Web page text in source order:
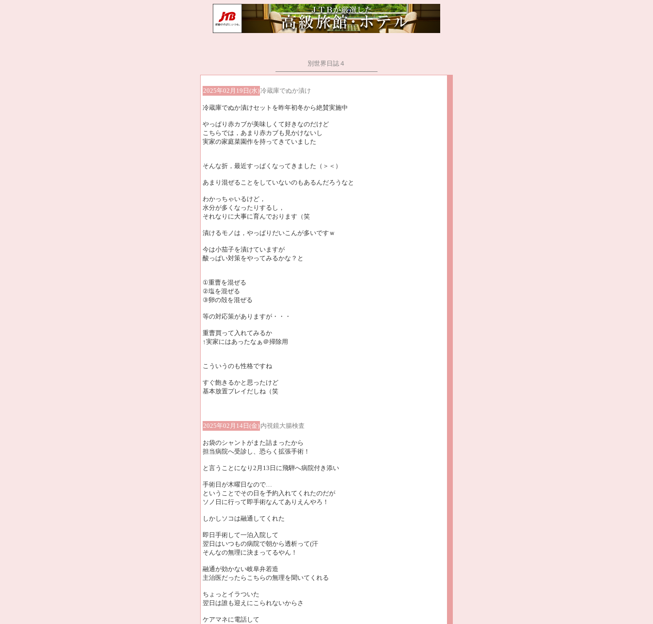
別世界日誌４
2025年02月19日(水)冷蔵庫でぬか漬け
冷蔵庫でぬか漬けセットを昨年初冬から絶賛実施中
やっぱり赤カブが美味しくて好きなのだけど
こちらでは，あまり赤カブも見かけないし
実家の家庭菜園作を持ってきていました
そんな折，最近すっぱくなってきました（＞＜）
あまり混ぜることをしていないのもあるんだろうなと
わかっちゃいるけど，
水分が多くなったりするし，
それなりに大事に育んでおります（笑
漬けるモノは，やっぱりだいこんが多いですｗ
今は小茄子を漬けていますが
酸っぱい対策をやってみるかな？と
①重曹を混ぜる
②塩を混ぜる
③卵の殻を混ぜる
等の対応策がありますが・・・
重曹買って入れてみるか
↑実家にはあったなぁ＠掃除用
こういうのも性格ですね
すぐ飽きるかと思ったけど
基本放置プレイだしね（笑
2025年02月14日(金) 内視鏡大腸検査
お袋のシャントがまた詰まったから
担当病院へ受診し、恐らく拡張手術！
と言うことになり2月13日に飛騨へ病院付き添い
手術日が木曜日なので…
ということでその日を予約入れてくれたのだが
ソノ日に行って即手術なんてありえんやろ！
しかしソコは融通してくれた
即日手術して一泊入院して
翌日はいつもの病院で朝から透析って(汗
そんなの無理に決まってるやん！
融通が効かない岐阜弁若造
主治医だったらこちらの無理を聞いてくれる
ちょっとイラついた
翌日は誰も迎えにこられないからさ
ケアマネに電話して